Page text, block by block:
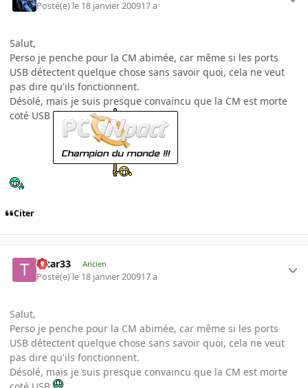
Posté(e) le 18 janvier 200917 a
Salut,
Perso je penche pour la CM abimée, car même si les ports
USB détectent quelque chose sans savoir quoi, cela ne veut
pas dire qu'ils fonctionnent.
Désolé, mais je suis presque convaincu que la CM est morte
coté USB
Citer
tatar33 Ancien
Posté(e) le 18 janvier 200917 a
Salut,
Perso je penche pour la CM abimée, car même si les ports
USB détectent quelque chose sans savoir quoi, cela ne veut
pas dire qu'ils fonctionnent.
Désolé, mais je suis presque convaincu que la CM est morte